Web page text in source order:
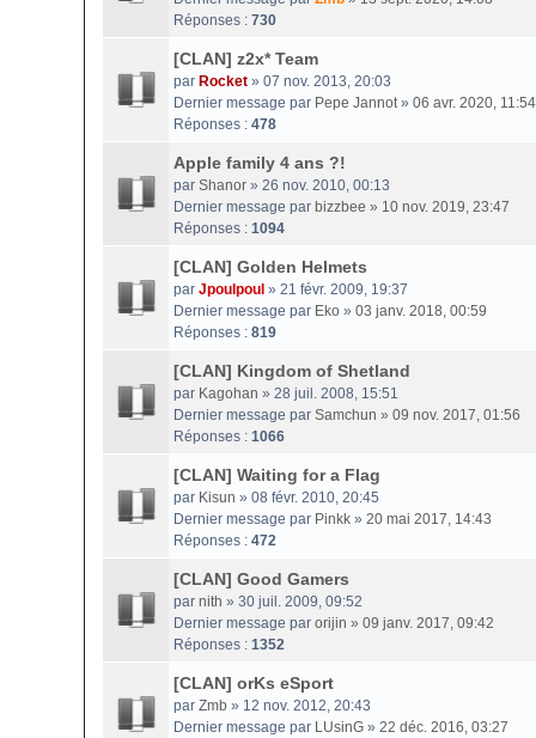
Réponses : 730
[CLAN] z2x* Team
par Rocket » 07 nov. 2013, 20:03
Dernier message par Pepe Jannot» 06 avr. 2020, 11:54
Réponses : 478
Apple family 4 ans ?!
par Shanor » 26 nov. 2010, 00:13
Dernier message par bizzbee » 10 nov. 2019, 23:47
Réponses : 1094
[CLAN] Golden Helmets
par Jpoulpoul » 21 févr. 2009, 19:37
Dernier message par Eko » 03 janv. 2018, 00:59
Réponses : 819
[CLAN] Kingdom of Shetland
par Kagohan » 28 juil. 2008, 15:51
Dernier message par Samchun » 09 nov. 2017, 01:56
Réponses : 1066
[CLAN] Waiting for a Flag
par Kisun » 08 févr. 2010, 20:45
Dernier message par Pinkk » 20 mai 2017, 14:43
Réponses : 472
[CLAN] Good Gamers
par nith » 30 juil. 2009, 09:52
Dernier message par orijin » 09 janv. 2017, 09:42
Réponses : 1352
[CLAN] orKs eSport
par Zmb » 12 nov. 2012, 20:43
Dernier message par LUsinG » 22 déc. 2016, 03:27